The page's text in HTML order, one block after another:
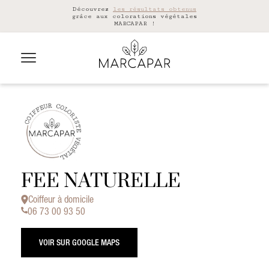
Découvrez les résultats obtenus
grâce aux colorations végétales
MARCAPAR !
FEE NATURELLE
Coiffeur à domicile
06 73 00 93 50
VOIR SUR GOOGLE MAPS